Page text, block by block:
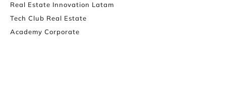
Real Estate Innovation Latam
Tech Club Real Estate
Academy Corporate